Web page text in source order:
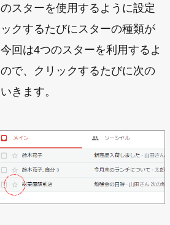
スターを使用するように設定
クするたびにスターの種類が
回は4つのスターを利用するよ
で、クリックするたびに次の
きます。